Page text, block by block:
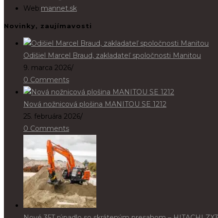
Web:mannet.sk
Novinky, zaujímavosti
Odišiel Marcel Braud, zakladateľ spoločnosti Manitou
9. marca 2026/
0 Comments
Nová nožnicová plošina MANITOU SE 1212
25. februára 2026/
0 Comments